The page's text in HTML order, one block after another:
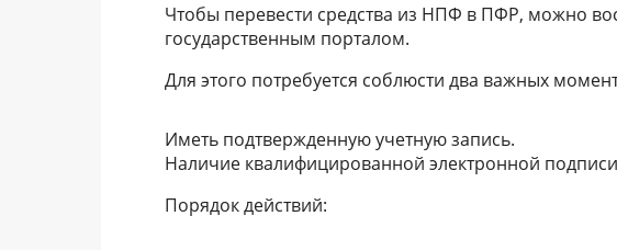
Чтобы перевести средства из НПФ в ПФР, можно
государственным порталом.
Для этого потребуется соблюсти два важных
Иметь подтвержденную учетную запись.
Наличие квалифицированной электронной
Порядок действий: